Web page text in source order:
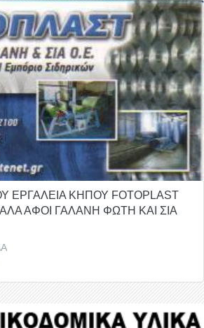
ΕΡΓΑΛΕΙΑ ΚΗΠΟΥ FOTOPLAST
ΑΦΟΙ ΓΑΛΑΝΗ ΦΩΤΗ ΚΑΙ ΣΙΑ